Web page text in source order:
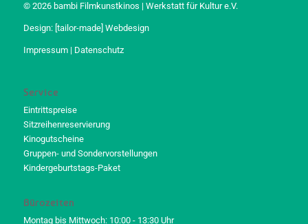
© 2026 bambi Filmkunstkinos | Werkstatt für Kultur e.V.
Design: [tailor-made] Webdesign
Impressum| Datenschutz
Service
Eintrittspreise
Sitzreihenreservierung
Kinogutscheine
Gruppen- und Sondervorstellungen
Kindergeburtstags-Paket
Bürozeiten
Montag bis Mittwoch: 10:00 - 13:30 Uhr